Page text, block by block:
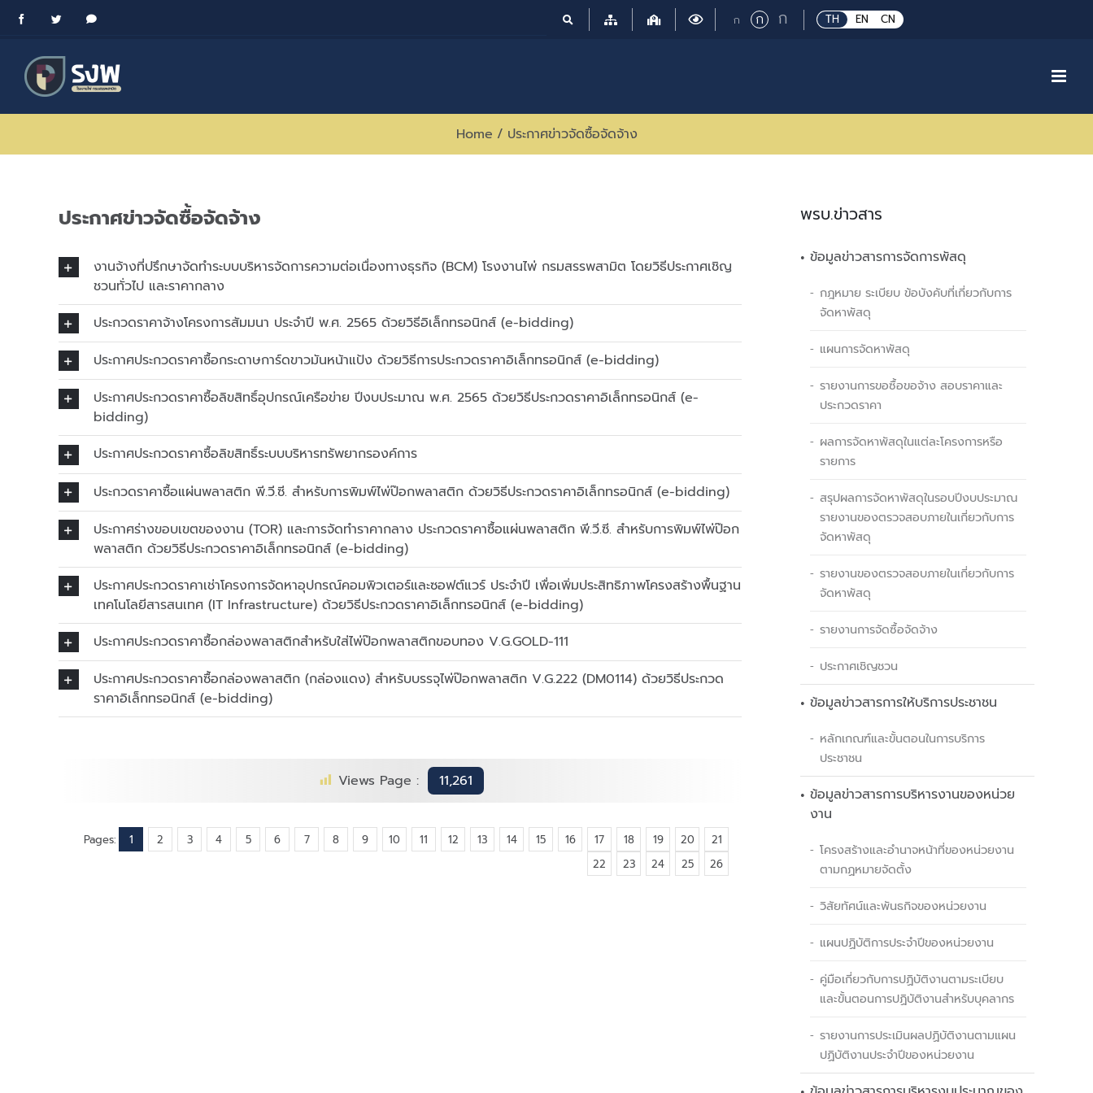
Skip
FacebookTwitter Messenger TH EN CN
ก Small
กRegular
กLarge
font
Home / ประกาศข่าวจัดซื้อจัดจ้าง
ประกาศข่าวจัดซื้อจัดจ้าง
งานจ้างที่ปรึกษาจัดทำระบบบริหารจัดการความต่อเนื่องทางธุรกิจ (BCM) โรงงานไพ่ กรมสรรพสามิต โดยวิธีประกาศเชิญ
ชวนทั่วไป และราคากลาง
ประกวดราคาจ้างโครงการสัมมนา ประจำปี พ.ศ. 2565 ด้วยวิธีอิเล็กทรอนิกส์ (e-bidding)
ประกาศประกวดราคาซื้อกระดาษการ์ดขาวมันหน้าแป้ง ด้วยวิธีการประกวดราคาอิเล็กทรอนิกส์ (e-bidding)
ประกาศประกวดราคาซื้อลิขสิทธิ์อุปกรณ์เครือข่าย ปีงบประมาณ พ.ศ. 2565 ด้วยวิธีประกวดราคาอิเล็กทรอนิกส์ (e-
bidding)
ประกาศประกวดราคาซื้อลิขสิทธิ์ระบบบริหารทรัพยากรองค์การ
ประกวดราคาซื้อแผ่นพลาสติก พี.วี.ซี. สำหรับการพิมพ์ไพ่ป๊อกพลาสติก ด้วยวิธีประกวดราคาอิเล็กทรอนิกส์ (e-bidding)
ประกาศร่างขอบเขตของงาน (TOR) และการจัดทำราคากลาง ประกวดราคาซื้อแผ่นพลาสติก พี.วี.ซี. สำหรับการพิมพ์ไพ่ป๊อก
พลาสติก ด้วยวิธีประกวดราคาอิเล็กทรอนิกส์ (e-bidding)
ประกาศประกวดราคาเช่าโครงการจัดหาอุปกรณ์คอมพิวเตอร์และซอฟต์แวร์ ประจำปี เพื่อเพิ่มประสิทธิภาพโครงสร้างพื้นฐาน
เทคโนโลยีสารสนเทศ (IT Infrastructure) ด้วยวิธีประกวดราคาอิเล็กทรอนิกส์ (e-bidding)
ประกาศประกวดราคาซื้อกล่องพลาสติกสำหรับใส่ไพ่ป๊อกพลาสติกขอบทอง V.G.GOLD-111
ประกาศประกวดราคาซื้อกล่องพลาสติก (กล่องแดง) สำหรับบรรจุไพ่ป๊อกพลาสติก V.G.222 (DM0114) ด้วยวิธีประกวด
ราคาอิเล็กทรอนิกส์ (e-bidding)
Views Page : 11,261
Pages: 1 2 3 4 5 6 7 8 9 10 11 12 13 14 15 16 17 18 19 20
21
22
23 24 25 26
พรบ.ข่าวสาร
ข้อมูลข่าวสารการจัดการพัสดุ
กฎหมาย ระเบียบ ข้อบังคับที่เกี่ยวกับการ
จัดหาพัสดุ
แผนการจัดหาพัสดุ
รายงานการขอซื้อขอจ้าง สอบราคาและ
ประกวดราคา
ผลการจัดหาพัสดุในแต่ละโครงการหรือ
รายการ
สรุปผลการจัดหาพัสดุในรอบปีงบประมาณ
รายงานของตรวจสอบภายในเกี่ยวกับการ
จัดหาพัสดุ
รายงานของตรวจสอบภายในเกี่ยวกับการ
จัดหาพัสดุ
รายงานการจัดซื้อจัดจ้าง
ประกาศเชิญชวน
ข้อมูลข่าวสารการให้บริการประชาชน
หลักเกณฑ์และขั้นตอนในการบริการ
ประชาชน
ข้อมูลข่าวสารการบริหารงานของหน่วย
งาน
โครงสร้างและอำนาจหน้าที่ของหน่วยงาน
ตามกฏหมายจัดตั้ง
วิสัยทัศน์และพันธกิจของหน่วยงาน
แผนปฏิบัติการประจำปีของหน่วยงาน
คู่มือเกี่ยวกับการปฏิบัติงานตามระเบียบ
และขั้นตอนการปฏิบัติงานสำหรับบุคลากร
รายงานการประเมินผลปฏิบัติงานตามแผน
ปฏิบัติงานประจำปีของหน่วยงาน